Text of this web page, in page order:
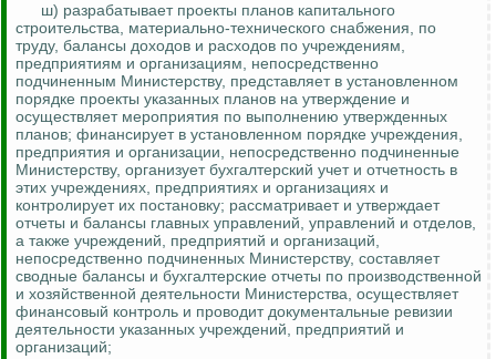
ш) разрабатывает проекты планов капитального
строительства, материально-технического снабжения, по
труду, балансы доходов и расходов по учреждениям,
предприятиям и организациям, непосредственно
подчиненным Министерству, представляет в установленном
порядке проекты указанных планов на утверждение и
осуществляет мероприятия по выполнению утвержденных
планов; финансирует в установленном порядке учреждения,
предприятия и организации, непосредственно подчиненные
Министерству, организует бухгалтерский учет и отчетность в
этих учреждениях, предприятиях и организациях и
контролирует их постановку; рассматривает и утверждает
отчеты и балансы главных управлений, управлений и отделов,
а также учреждений, предприятий и организаций,
непосредственно подчиненных Министерству, составляет
сводные балансы и бухгалтерские отчеты по производственной
и хозяйственной деятельности Министерства, осуществляет
финансовый контроль и проводит документальные ревизии
деятельности указанных учреждений, предприятий и
организаций;